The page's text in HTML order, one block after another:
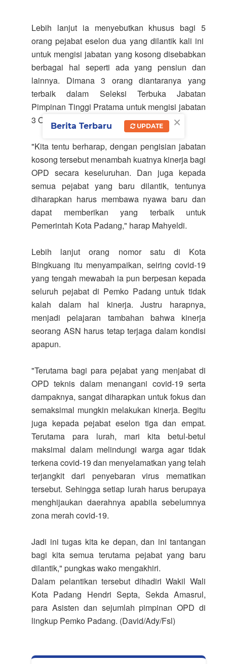
Lebih lanjut ia menyebutkan khusus bagi 5
orang pejabat eselon dua yang dilantik kali ini
untuk mengisi jabatan yang kosong disebabkan
berbagai hal seperti ada yang pensiun dan
lainnya. Dimana 3 orang diantaranya yang
terbaik dalam Seleksi Terbuka Jabatan
Pimpinan Tinggi Pratama untuk mengisi jabatan
3 OPD dimaksud.
"Kita tentu berharap, dengan pengisian jabatan
kosong tersebut menambah kuatnya kinerja bagi
OPD secara keseluruhan. Dan juga kepada
semua pejabat yang baru dilantik, tentunya
diharapkan harus membawa nyawa baru dan
dapat memberikan yang terbaik untuk
Pemerintah Kota Padang," harap Mahyeldi.
Lebih lanjut orang nomor satu di Kota
Bingkuang itu menyampaikan, seiring covid-19
yang tengah mewabah ia pun berpesan kepada
seluruh pejabat di Pemko Padang untuk tidak
kalah dalam hal kinerja. Justru harapnya,
menjadi pelajaran tambahan bahwa kinerja
seorang ASN harus tetap terjaga dalam kondisi
apapun.
"Terutama bagi para pejabat yang menjabat di
OPD teknis dalam menangani covid-19 serta
dampaknya, sangat diharapkan untuk fokus dan
semaksimal mungkin melakukan kinerja. Begitu
juga kepada pejabat eselon tiga dan empat.
Terutama para lurah, mari kita betul-betul
maksimal dalam melindungi warga agar tidak
terkena covid-19 dan menyelamatkan yang telah
terjangkit dari penyebaran virus mematikan
tersebut. Sehingga setiap lurah harus berupaya
menghijaukan daerahnya apabila sebelumnya
zona merah covid-19.
Jadi ini tugas kita ke depan, dan ini tantangan
bagi kita semua terutama pejabat yang baru
dilantik," pungkas wako mengakhiri.
Dalam pelantikan tersebut dihadiri Wakil Wali
Kota Padang Hendri Septa, Sekda Amasrul,
para Asisten dan sejumlah pimpinan OPD di
lingkup Pemko Padang. (David/Ady/Fsl)
×
Berita Terbaru UPDATE